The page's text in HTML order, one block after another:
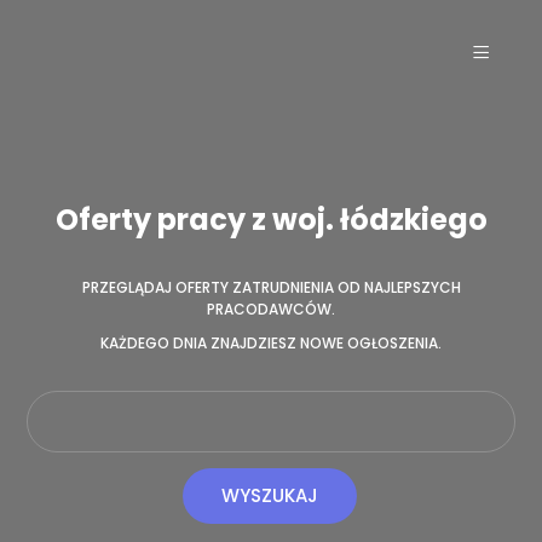
Oferty pracy z woj. łódzkiego
PRZEGLĄDAJ OFERTY ZATRUDNIENIA OD NAJLEPSZYCH
PRACODAWCÓW.
KAŻDEGO DNIA ZNAJDZIESZ NOWE OGŁOSZENIA.